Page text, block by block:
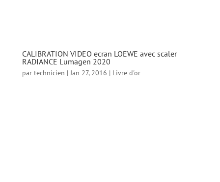
CALIBRATION VIDEO ecran LOEWE avec scaler
RADIANCE Lumagen 2020
par technicien |Jan 27, 2016 | Livre d'or